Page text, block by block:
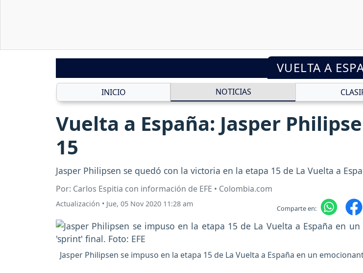
VUELTA A
INICIO NOTICIAS
Vuelta a España: Jasper
15
Jasper Philipsen se quedó con la victoria en la etapa 15 de La Vuelta a
Por: Carlos Espitia con información de EFE • Colombia.com
Actualización • Jue, 05 Nov 2020 11:28 am Comparte en:
Jasper Philipsen se impuso en la etapa 15 de La Vuelta a España en un